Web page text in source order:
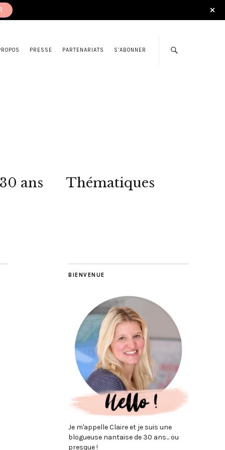
PRESSE PARTENARIATS S’ABONNER
ans Thématiques
BIENVENUE
Je m'appelle Claire et je suis une
blogueuse nantaise de 30 ans... ou
presque !